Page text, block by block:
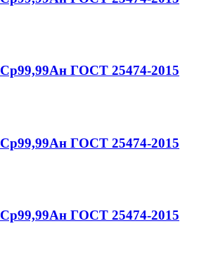
Ср99,99Ан ГОСТ 25474-2015
Ср99,99Ан ГОСТ 25474-2015
Ср99,99Ан ГОСТ 25474-2015